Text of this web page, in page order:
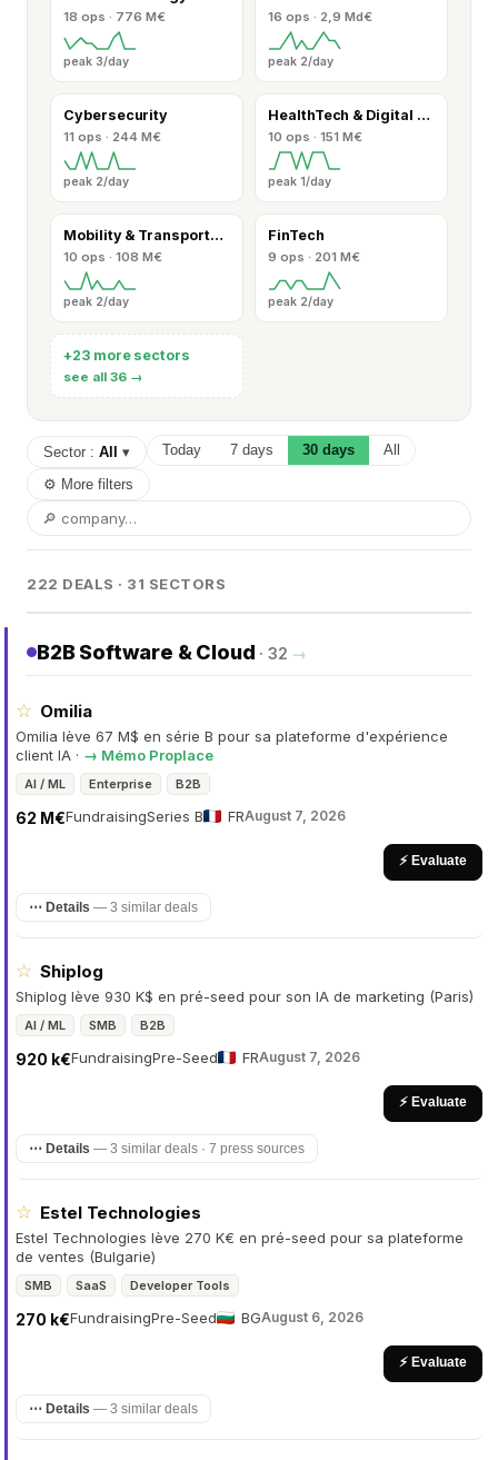
18 ops · 776 M€
peak 3/day
16 ops · 2,9 Md€
peak 2/day
Cybersecurity
11 ops · 244 M€
peak 2/day
HealthTech & Digital Health
10 ops · 151 M€
peak 1/day
Mobility & Transportation
10 ops · 108 M€
peak 2/day
FinTech
9 ops · 201 M€
peak 2/day
+23more sectors
see all 36 →
Sector : All ▾ Today 7 days 30 days All
⚙ More filters
222 DEALS · 31 SECTORS
B2B Software & Cloud · 32 →
☆ Omilia
Omilia lève 67 M$ en série B pour sa plateforme d'expérience
client IA · → Mémo Proplace
AI / ML Enterprise B2B
Fundraising
62 M€ Series B FRAugust 7, 2026
⚡ Evaluate
⋯ Details — 3 similar deals
☆ Shiplog
Shiplog lève 930 K$ en pré-seed pour son IA de marketing (Paris)
AI / ML SMB B2B
Fundraising
920 k€ Pre-Seed FRAugust 7, 2026
⚡ Evaluate
⋯ Details — 3 similar deals · 7 press sources
☆ Estel Technologies
Estel Technologies lève 270 K€ en pré-seed pour sa plateforme
de ventes (Bulgarie)
SMB SaaS Developer Tools
Fundraising
270 k€ Pre-Seed BGAugust 6, 2026
⚡ Evaluate
⋯ Details — 3 similar deals